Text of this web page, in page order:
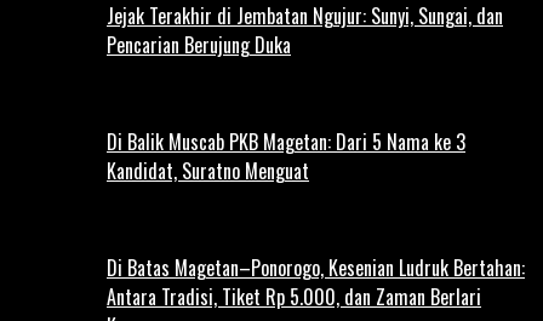
Jejak Terakhir di Jembatan Ngujur: Sunyi, Sungai, dan
Pencarian Berujung Duka
Di Balik Muscab PKB Magetan: Dari 5 Nama ke 3
Kandidat, Suratno Menguat
Di Batas Magetan–Ponorogo, Kesenian Ludruk Bertahan:
Antara Tradisi, Tiket Rp 5.000, dan Zaman Berlari